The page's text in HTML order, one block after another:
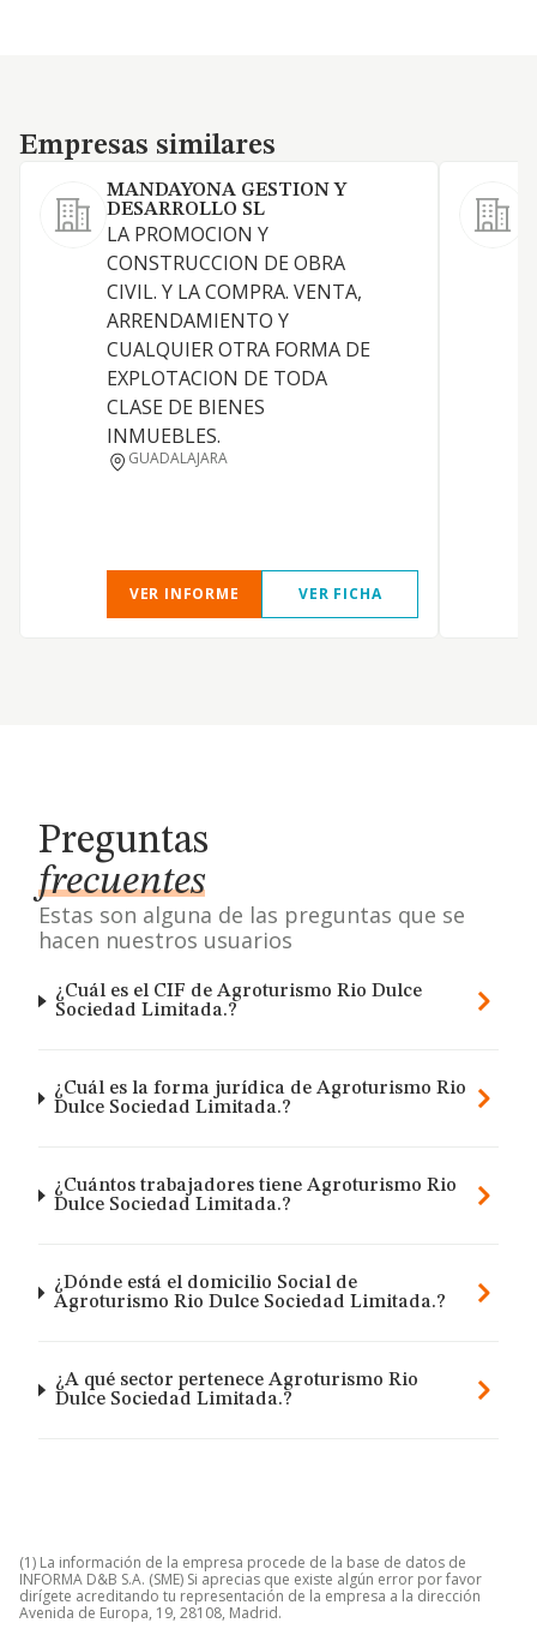
Empresas similares
Empresas similares
MANDAYONA GESTION Y
DESARROLLO SL
LA PROMOCION Y
CONSTRUCCION DE OBRA
CIVIL. Y LA COMPRA. VENTA,
ARRENDAMIENTO Y
CUALQUIER OTRA FORMA DE
EXPLOTACION DE TODA
CLASE DE BIENES
INMUEBLES.
GUADALAJARA
VER INFORME VER FICHA
Preguntas
frecuentes
Estas son alguna de las preguntas que se
hacen nuestros usuarios
¿Cuál es el CIF de Agroturismo Rio Dulce
Sociedad Limitada.?
¿Cuál es la forma jurídica de Agroturismo Rio
Dulce Sociedad Limitada.?
¿Cuántos trabajadores tiene Agroturismo Rio
Dulce Sociedad Limitada.?
¿Dónde está el domicilio Social de
Agroturismo Rio Dulce Sociedad Limitada.?
¿A qué sector pertenece Agroturismo Rio
Dulce Sociedad Limitada.?
(1) La información de la empresa procede de la base de datos de
INFORMA D&B S.A. (SME) Si aprecias que existe algún error por favor
dirígete acreditando tu representación de la empresa a la dirección
Avenida de Europa, 19, 28108, Madrid.